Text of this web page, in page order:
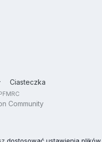
Ciasteczka
Community
dostosować ustawienia